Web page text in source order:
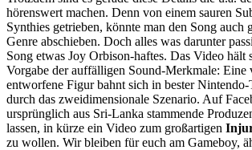
hörenswert machen. Denn von einem sauren
Synthies getrieben, könnte man den Song auch
Genre abschieben. Doch alles was darunter
Song etwas Joy Orbison-haftes. Das Video hält
Vorgabe der auffälligen Sound-Merkmale: Eine
entworfene Figur bahnt sich in bester
durch das zweidimensionale Szenario. Auf
ursprünglich aus Sri-Lanka stammende
lassen, in kürze ein Video zum großartigen
zu wollen. Wir bleiben für euch am Gameboy,